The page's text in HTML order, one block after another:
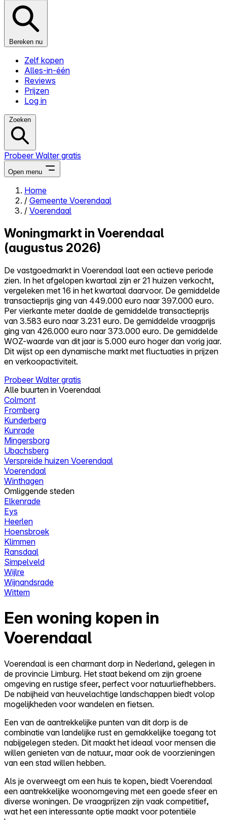
Bereken nu
Zelf kopen
Alles-in-één
Reviews
Prijzen
Log in
Zoeken
Probeer Walter gratis
Open menu
Close menu
Alles-in-één
Reviews
Prijzen
Log in
Probeer Walter gratis
Home
/ Gemeente Voerendaal
/ Voerendaal
Woningmarkt in Voerendaal
(augustus 2026)
De vastgoedmarkt in Voerendaal laat een actieve periode
zien. In het afgelopen kwartaal zijn er 21 huizen verkocht,
vergeleken met 16 in het kwartaal daarvoor. De gemiddelde
transactieprijs ging van 449.000 euro naar 397.000 euro.
Per vierkante meter daalde de gemiddelde transactieprijs
van 3.583 euro naar 3.231 euro. De gemiddelde vraagprijs
ging van 426.000 euro naar 373.000 euro. De gemiddelde
WOZ-waarde van dit jaar is 5.000 euro hoger dan vorig jaar.
Dit wijst op een dynamische markt met fluctuaties in prijzen
en verkoopactiviteit.
Probeer Walter gratis
Alle buurten in Voerendaal
Colmont
Fromberg
Kunderberg
Kunrade
Mingersborg
Ubachsberg
Verspreide huizen Voerendaal
Voerendaal
Winthagen
Omliggende steden
Elkenrade
Eys
Heerlen
Hoensbroek
Klimmen
Ransdaal
Simpelveld
Wijlre
Wijnandsrade
Wittem
Een woning kopen in
Voerendaal
Voerendaal is een charmant dorp in Nederland, gelegen in
de provincie Limburg. Het staat bekend om zijn groene
omgeving en rustige sfeer, perfect voor natuurliefhebbers.
De nabijheid van heuvelachtige landschappen biedt volop
mogelijkheden voor wandelen en fietsen.
Een van de aantrekkelijke punten van dit dorp is de
combinatie van landelijke rust en gemakkelijke toegang tot
nabijgelegen steden. Dit maakt het ideaal voor mensen die
willen genieten van de natuur, maar ook de voorzieningen
van een stad willen hebben.
Als je overweegt om een huis te kopen, biedt Voerendaal
een aantrekkelijke woonomgeving met een goede sfeer en
diverse woningen. De vraagprijzen zijn vaak competitief,
wat het een interessante optie maakt voor potentiële